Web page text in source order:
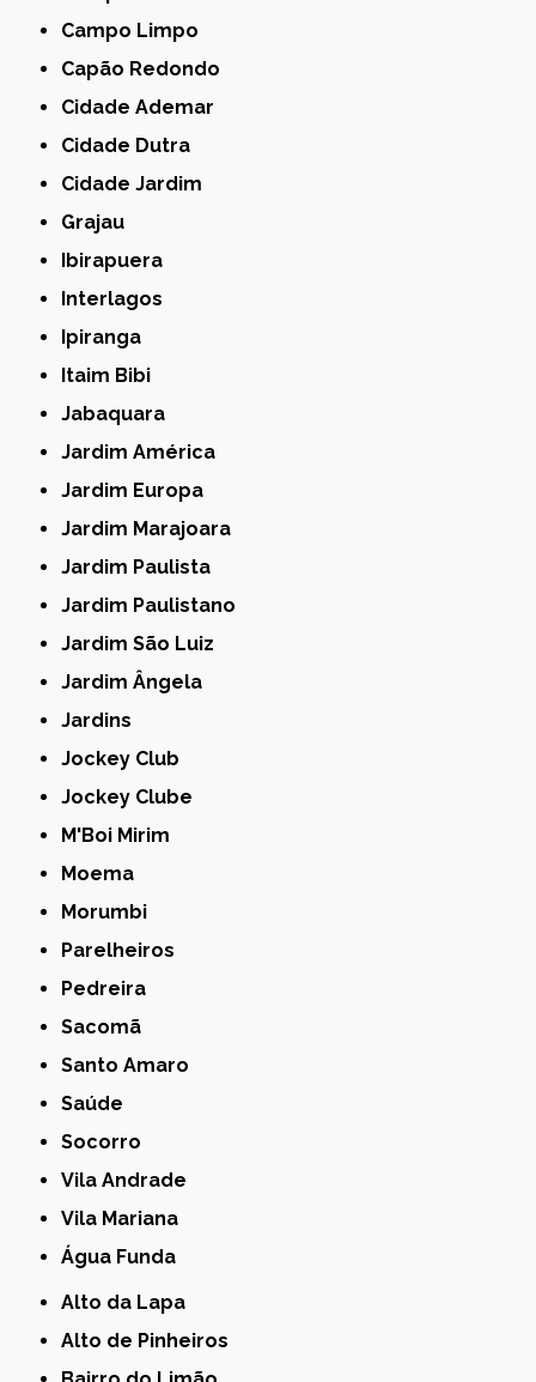
Campo Limpo
Capão Redondo
Cidade Ademar
Cidade Dutra
Cidade Jardim
Grajau
Ibirapuera
Interlagos
Ipiranga
Itaim Bibi
Jabaquara
Jardim América
Jardim Europa
Jardim Marajoara
Jardim Paulista
Jardim Paulistano
Jardim São Luiz
Jardim Ângela
Jardins
Jockey Club
Jockey Clube
M'Boi Mirim
Moema
Morumbi
Parelheiros
Pedreira
Sacomã
Santo Amaro
Saúde
Socorro
Vila Andrade
Vila Mariana
Água Funda
Alto da Lapa
Alto de Pinheiros